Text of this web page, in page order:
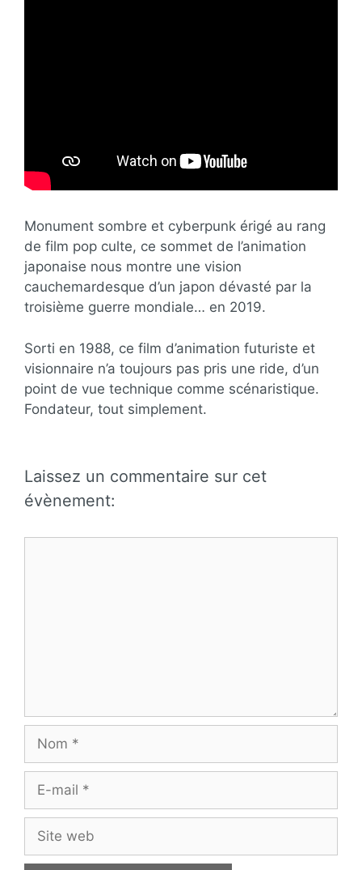
Monument sombre et cyberpunk érigé au rang
de film pop culte, ce sommet de l’animation
japonaise nous montre une vision
cauchemardesque d’un japon dévasté par la
troisième guerre mondiale… en 2019.
Sorti en 1988, ce film d’animation futuriste et
visionnaire n’a toujours pas pris une ride, d’un
point de vue technique comme scénaristique.
Fondateur, tout simplement.
Laissez un commentaire sur cet
évènement:
Nom
Site
web